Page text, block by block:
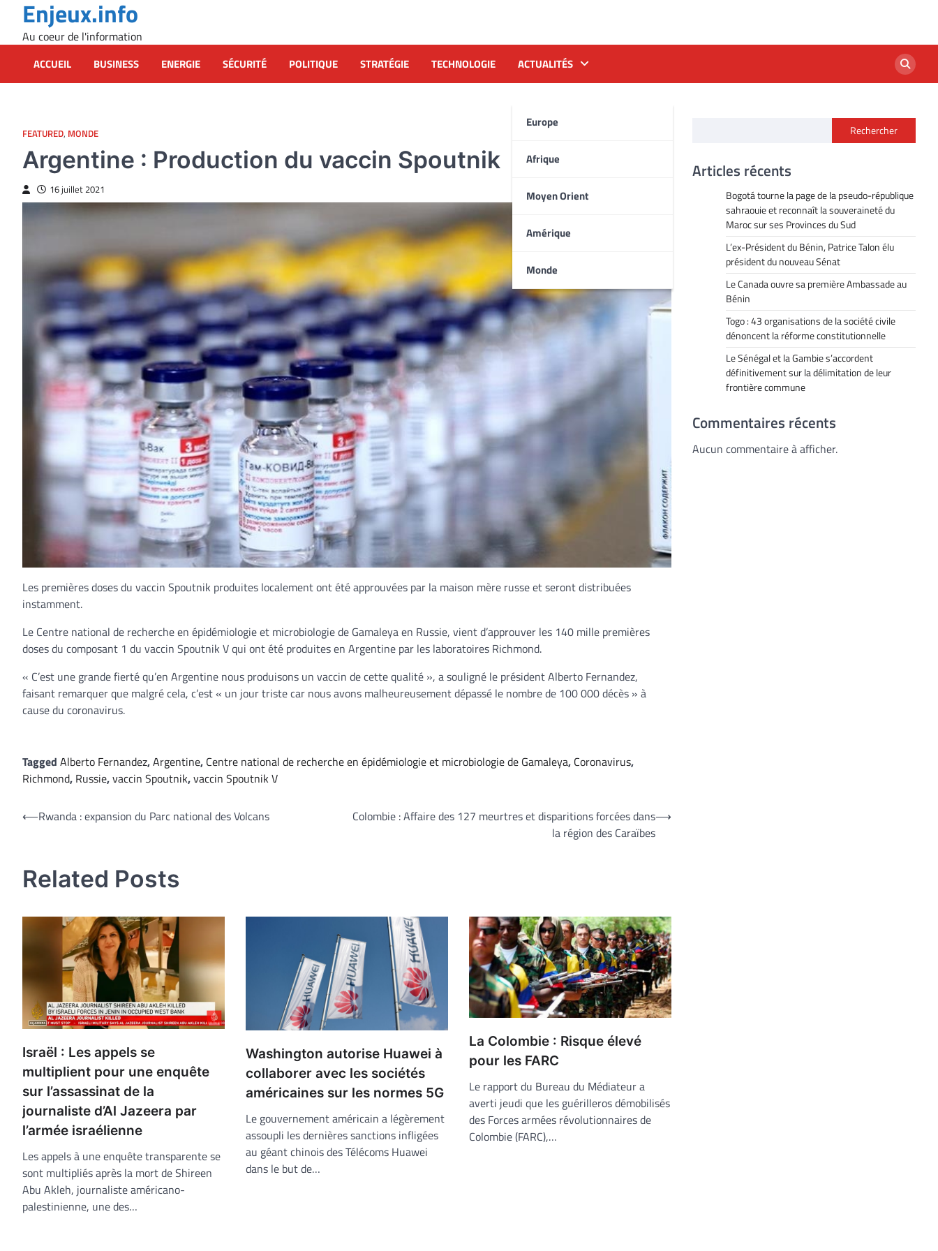
content
Enjeux.info
Au coeur de l'information
ACCUEIL BUSINESS ENERGIE SÉCURITÉ POLITIQUE STRATÉGIE TECHNOLOGIE ACTUALITÉS
Europe
Afrique
Moyen Orient
Amérique
Monde
FEATURED, MONDE
Argentine : Production du vaccin Spoutnik
16 juillet 2021
Les premières doses du vaccin Spoutnik produites localement ont été approuvées par la maison mère russe et seront distribuées
instamment.
Le Centre national de recherche en épidémiologie et microbiologie de Gamaleya en Russie, vient d’approuver les 140 mille premières
doses du composant 1 du vaccin Spoutnik V qui ont été produites en Argentine par les laboratoires Richmond.
« C’est une grande fierté qu’en Argentine nous produisons un vaccin de cette qualité », a souligné le président Alberto Fernandez,
faisant remarquer que malgré cela, c’est « un jour triste car nous avons malheureusement dépassé le nombre de 100 000 décès » à
cause du coronavirus.
Tagged Alberto Fernandez,Argentine, Centre national de recherche en épidémiologie et microbiologie de Gamaleya, Coronavirus,
Richmond, Russie,vaccin Spoutnik,vaccin Spoutnik V
Navigation
⟵Rwanda : expansion du Parc national des Volcans
Colombie : Affaire des 127 meurtres et disparitions forcées dans
la région des Caraïbes
⟶
Related Posts
Israël : Les appels se
multiplient pour une enquête
sur l’assassinat de la
journaliste d’Al Jazeera par
l’armée israélienne
Les appels à une enquête transparente se
sont multipliés après la mort de Shireen
Abu Akleh, journaliste américano-
palestinienne, une des…
Washington autorise Huawei à
collaborer avec les sociétés
américaines sur les normes 5G
Le gouvernement américain a légèrement
assoupli les dernières sanctions infligées
au géant chinois des Télécoms Huawei
dans le but de…
La Colombie : Risque élevé
pour les FARC
Le rapport du Bureau du Médiateur a
averti jeudi que les guérilleros démobilisés
des Forces armées révolutionnaires de
Colombie (FARC),…
Rechercher
Articles récents
Bogotá tourne la page de la pseudo-république
sahraouie et reconnaît la souveraineté du
Maroc sur ses Provinces du Sud
L’ex-Président du Bénin, Patrice Talon élu
président du nouveau Sénat
Le Canada ouvre sa première Ambassade au
Bénin
Togo : 43 organisations de la société civile
dénoncent la réforme constitutionnelle
Le Sénégal et la Gambie s’accordent
définitivement sur la délimitation de leur
frontière commune
Commentaires récents
Aucun commentaire à afficher.